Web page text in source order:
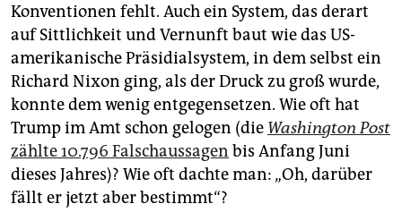
Konventionen fehlt. Auch ein System, das derart
auf Sittlichkeit und Vernunft baut wie das US-
amerikanische Präsidialsystem, in dem selbst ein
Richard Nixon ging, als der Druck zu groß wurde,
konnte dem wenig entgegensetzen. Wie oft hat
Trump im Amt schon gelogen (die Washington Post
zählte 10.796 Falschaussagen bis Anfang Juni
dieses Jahres)? Wie oft dachte man: „Oh, darüber
fällt er jetzt aber bestimmt“?